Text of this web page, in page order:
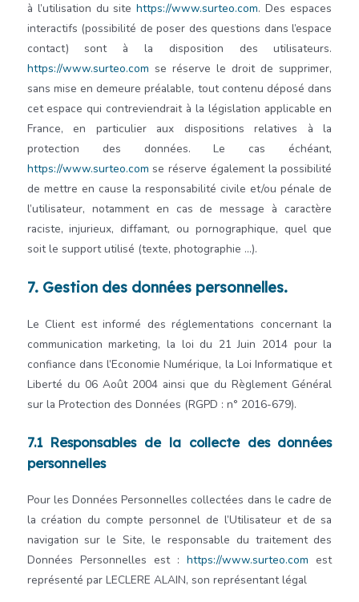
à l’utilisation du sitehttps://www.surteo.com. Des espaces
interactifs (possibilité de poser des questions dans l’espace
contact) sont à la disposition des utilisateurs.
https://www.surteo.com se réserve le droit de supprimer,
sans mise en demeure préalable, tout contenu déposé dans
cet espace qui contreviendrait à la législation applicable en
France, en particulier aux dispositions relatives à la
protection des données. Le cas échéant,
https://www.surteo.com se réserve également la possibilité
de mettre en cause la responsabilité civile et/ou pénale de
l’utilisateur, notamment en cas de message à caractère
raciste, injurieux, diffamant, ou pornographique, quel que
soit le support utilisé (texte, photographie …).
7. Gestion des données personnelles.
Le Client est informé des réglementations concernant la
communication marketing, la loi du 21 Juin 2014 pour la
confiance dans l’Economie Numérique, la Loi Informatique et
Liberté du 06 Août 2004 ainsi que du Règlement Général
sur la Protection des Données (RGPD : n° 2016-679).
7.1 Responsables de la collecte des données
personnelles
Pour les Données Personnelles collectées dans le cadre de
la création du compte personnel de l’Utilisateur et de sa
navigation sur le Site, le responsable du traitement des
Données Personnelles est :https://www.surteo.com est
représenté par LECLERE ALAIN, son représentant légal